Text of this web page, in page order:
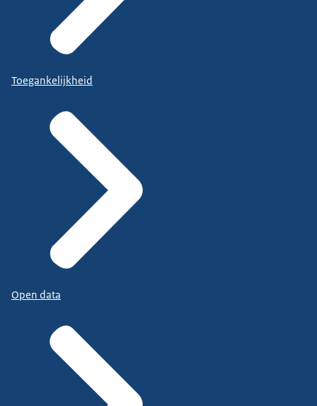
Toegankelijkheid
Open data